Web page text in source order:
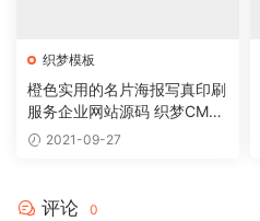
织梦模板
橙色实用的名片海报写真印刷
服务企业网站源码 织梦CMS
模板2021-09-27
评论 0